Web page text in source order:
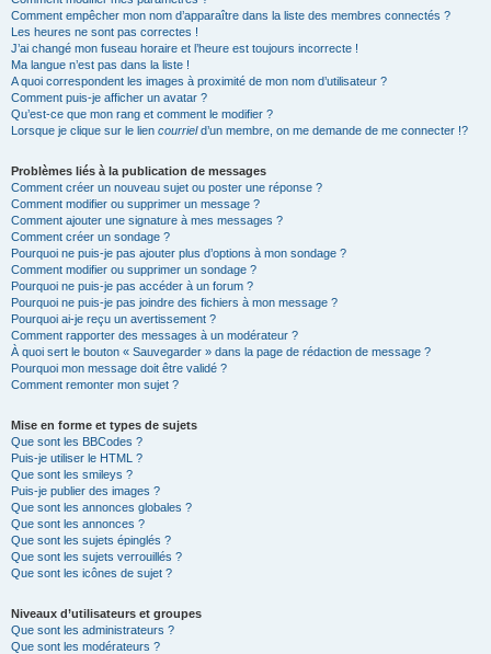
Comment empêcher mon nom d’apparaître dans la liste des membres connectés ?
Les heures ne sont pas correctes !
J’ai changé mon fuseau horaire et l’heure est toujours incorrecte !
Ma langue n’est pas dans la liste !
A quoi correspondent les images à proximité de mon nom d’utilisateur ?
Comment puis-je afficher un avatar ?
Qu’est-ce que mon rang et comment le modifier ?
Lorsque je clique sur le lien courrield’un membre, on me demande de me connecter !?
Problèmes liés à la publication de messages
Comment créer un nouveau sujet ou poster une réponse ?
Comment modifier ou supprimer un message ?
Comment ajouter une signature à mes messages ?
Comment créer un sondage ?
Pourquoi ne puis-je pas ajouter plus d’options à mon sondage ?
Comment modifier ou supprimer un sondage ?
Pourquoi ne puis-je pas accéder à un forum ?
Pourquoi ne puis-je pas joindre des fichiers à mon message ?
Pourquoi ai-je reçu un avertissement ?
Comment rapporter des messages à un modérateur ?
À quoi sert le bouton « Sauvegarder » dans la page de rédaction de message ?
Pourquoi mon message doit être validé ?
Comment remonter mon sujet ?
Mise en forme et types de sujets
Que sont les BBCodes ?
Puis-je utiliser le HTML ?
Que sont les smileys ?
Puis-je publier des images ?
Que sont les annonces globales ?
Que sont les annonces ?
Que sont les sujets épinglés ?
Que sont les sujets verrouillés ?
Que sont les icônes de sujet ?
Niveaux d’utilisateurs et groupes
Que sont les administrateurs ?
Que sont les modérateurs ?